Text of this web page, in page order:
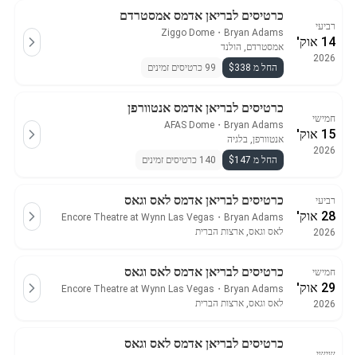
רביעי
14 אוק'
2026
כרטיסים לבריאן אדמס אמסטרדם
Bryan Adams
・
Ziggo Dome
אמסטרדם, הולנד
החל מ $338
99 כרטיסים זמינים
חמישי
15 אוק'
2026
כרטיסים לבריאן אדמס אנטוורפן
Bryan Adams
・
AFAS Dome
אנטוורפן, בלגיה
החל מ $147
140 כרטיסים זמינים
רביעי
28 אוק'
2026
כרטיסים לבריאן אדמס לאס וגאס
Bryan Adams
・
Encore Theatre at Wynn Las Vegas
לאס וגאס, ארצות הברית
חמישי
29 אוק'
2026
כרטיסים לבריאן אדמס לאס וגאס
Bryan Adams
・
Encore Theatre at Wynn Las Vegas
לאס וגאס, ארצות הברית
כרטיסים לבריאן אדמס לאס וגאס